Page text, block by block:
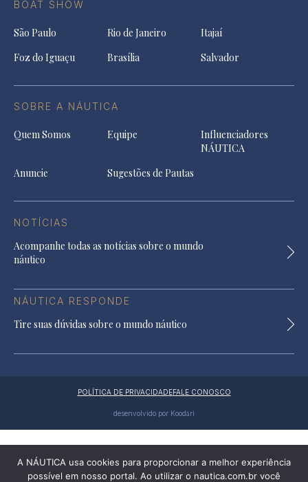
BOAT SHOW
São Paulo Rio de Janeiro
Itajaí
Foz do Iguaçu
Brasília Salvador
SOBRE A NÁUTICA
Quem Somos Equipe
Influenciadores
NÁUTICA
Anuncie
Sugestões de Pautas
NOTÍCIAS
Acompanhe todas as notícias sobre o mundo
náutico
NÁUTICA RESPONDE
Tire suas dúvidas sobre o mundo náutico
POLÍTICA DE PRIVACIDADEFALE CONOSCO
desenvolvido por Koodari
A NÁUTICA usa cookies para proporcionar a melhor experiência
possível em nosso portal. Ao utilizar o nautica.com.br você